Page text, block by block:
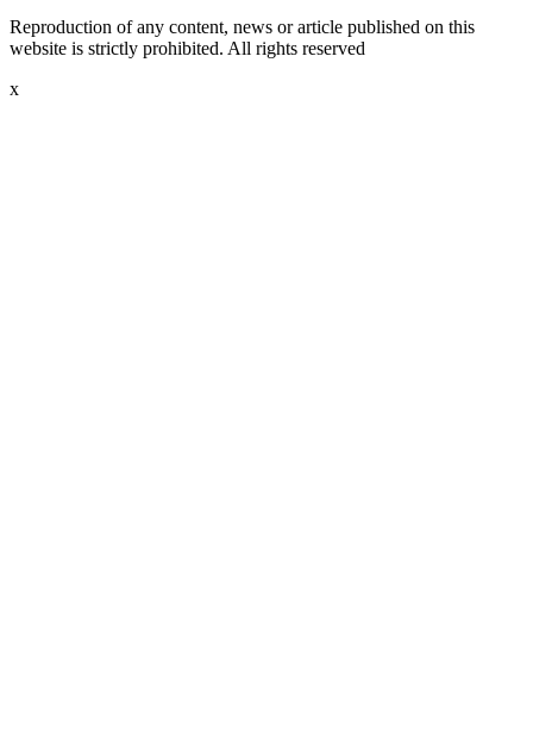
Reproduction of any content, news or article published on this
website is strictly prohibited. All rights reserved
x